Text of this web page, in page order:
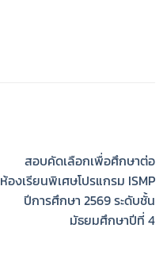
สอบคัดเลือกเพื่อศึกษาต่อ
ห้องเรียนพิเศษโปรแกรม ISMP
ปีการศึกษา 2569 ระดับชั้น
มัธยมศึกษาปีที่ 4